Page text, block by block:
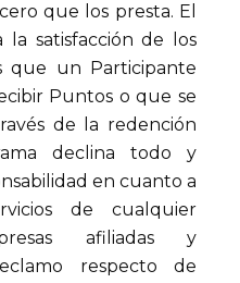
que los presta. El
la satisfacción de los
que un Participante
Puntos o que se
de la redención
declina todo y
en cuanto a
de cualquier
afiliadas y
respecto de